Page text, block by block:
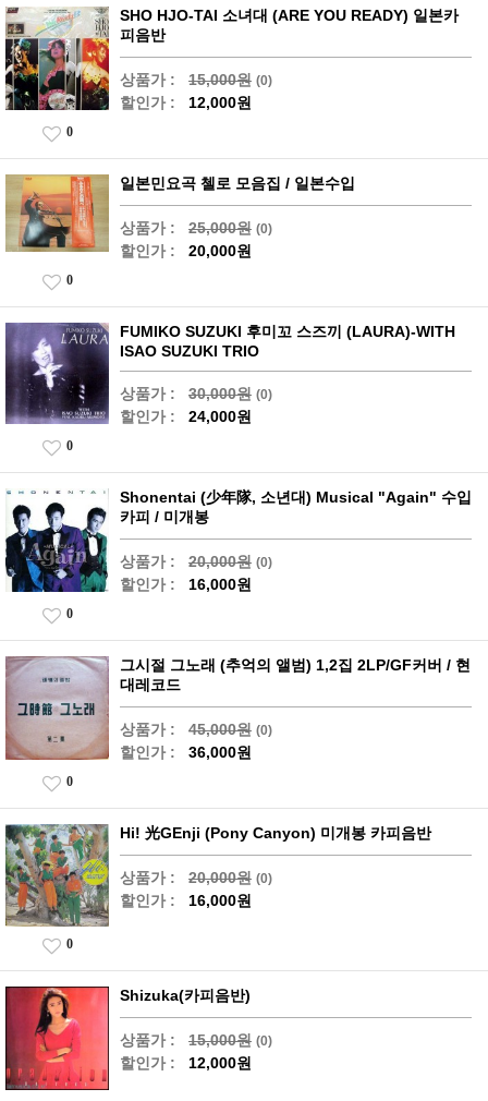
SHO HJO-TAI 소녀대 (ARE YOU READY) 일본카
피음반
상품가 : 15,000원 (0)
할인가 : 12,000원
0
일본민요곡 첼로 모음집 / 일본수입
상품가 : 25,000원 (0)
할인가 : 20,000원
0
FUMIKO SUZUKI 후미꼬 스즈끼 (LAURA)-WITH
ISAO SUZUKI TRIO
상품가 : 30,000원 (0)
할인가 : 24,000원
0
Shonentai (少年隊, 소년대) Musical "Again" 수입
카피 / 미개봉
상품가 : 20,000원 (0)
할인가 : 16,000원
0
그시절 그노래 (추억의 앨범) 1,2집 2LP/GF커버 / 현
대레코드
상품가 : 45,000원 (0)
할인가 : 36,000원
0
Hi! 光GEnji (Pony Canyon) 미개봉 카피음반
상품가 : 20,000원 (0)
할인가 : 16,000원
0
Shizuka(카피음반)
상품가 : 15,000원 (0)
할인가 : 12,000원